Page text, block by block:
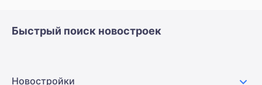
Быстрый поиск новостроек
Новостройки